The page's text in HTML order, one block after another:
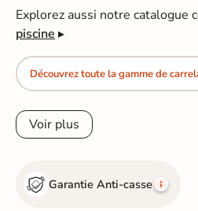
Explorez aussi notre catalogue
piscine ▸
Découvrez toute la gamme de
Voir plus
Garantie Anti-casse